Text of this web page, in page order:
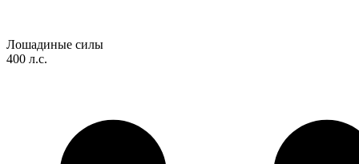
Лошадиные силы
400 л.с.